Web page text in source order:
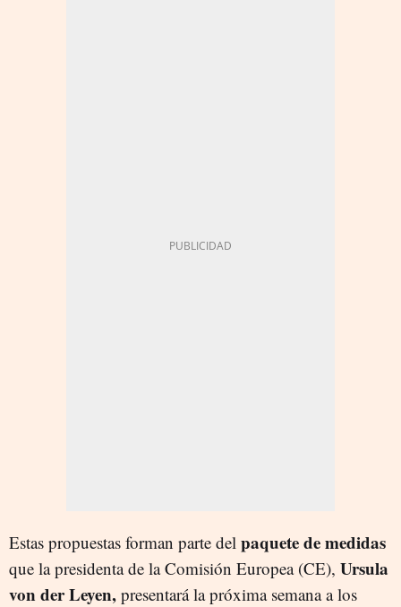
Estas propuestas forman parte del paquete de medidas
que la presidenta de la Comisión Europea (CE), Ursula
von der Leyen, presentará la próxima semana a los